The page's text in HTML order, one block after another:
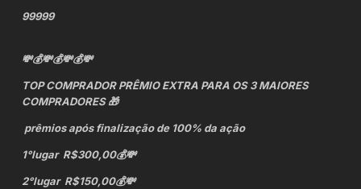
99999
💸💰💸💰💸💰💸
TOP COMPRADORPRÊMIO EXTRA PARA OS 3 MAIORES
COMPRADORES 🎁
prêmios após finalização de 100% da ação
1°lugar R$300,00💰💸
2°lugar R$150,00💰💸